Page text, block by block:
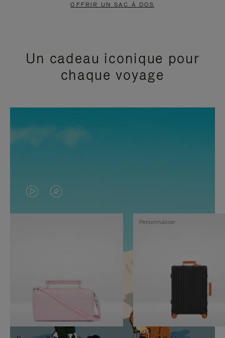
OFFRIR UN SAC À DOS
Un cadeau iconique pour
chaque voyage
LA
VIDÉO
PAUSE,
APPUYEZ
SUR
LE
SON
DÉSACTIVÉ.
VEUILLEZ
Personnaliser